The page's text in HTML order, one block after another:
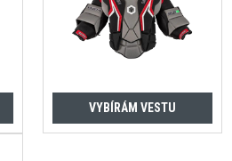
VYBÍRÁM VESTU